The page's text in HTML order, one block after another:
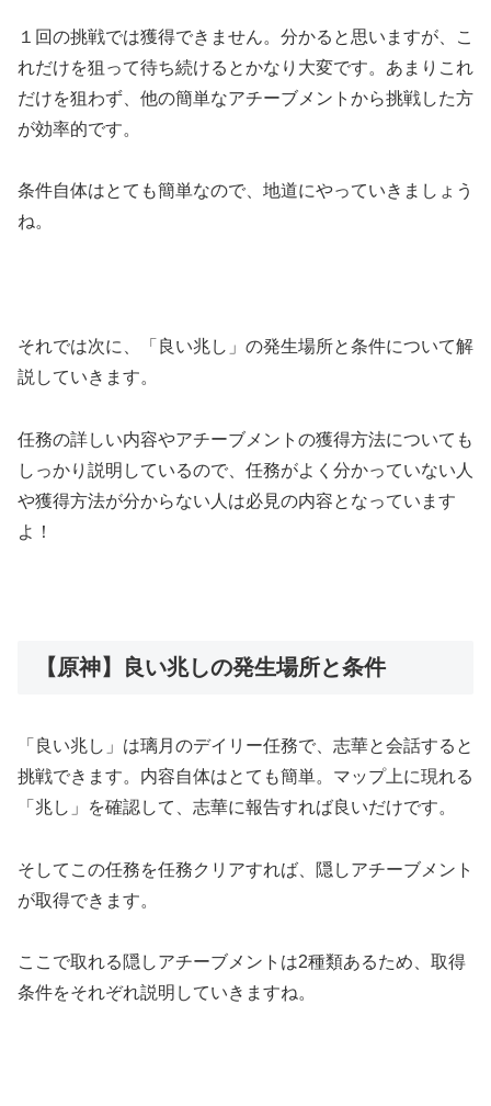
１回の挑戦では獲得できません。分かると思いますが、こ
れだけを狙って待ち続けるとかなり大変です。あまりこれ
だけを狙わず、他の簡単なアチーブメントから挑戦した方
が効率的です。
条件自体はとても簡単なので、地道にやっていきましょう
ね。
それでは次に、「良い兆し」の発生場所と条件について解
説していきます。
任務の詳しい内容やアチーブメントの獲得方法についても
しっかり説明しているので、任務がよく分かっていない人
や獲得方法が分からない人は必見の内容となっています
よ！
【原神】良い兆しの発生場所と条件
「良い兆し」は璃月のデイリー任務で、志華と会話すると
挑戦できます。内容自体はとても簡単。マップ上に現れる
「兆し」を確認して、志華に報告すれば良いだけです。
そしてこの任務を任務クリアすれば、隠しアチーブメント
が取得できます。
ここで取れる隠しアチーブメントは2種類あるため、取得
条件をそれぞれ説明していきますね。